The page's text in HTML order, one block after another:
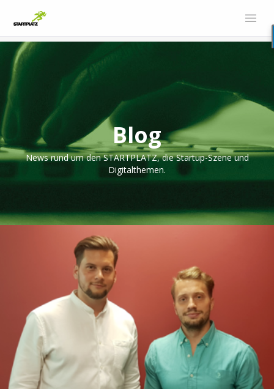
Blog
News rund um den STARTPLATZ, die Startup-Szene und
Digitalthemen.